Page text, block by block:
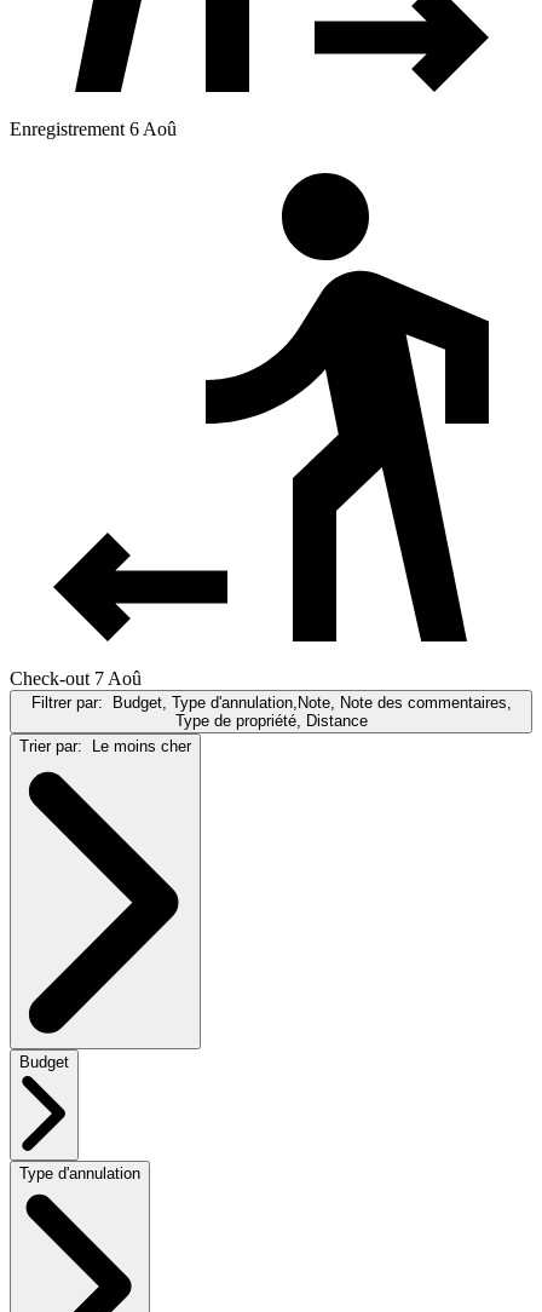
Enregistrement 6 Aoû
Check-out 7 Aoû
Filtrer par:
Budget, Type d'annulation,Note, Note des commentaires,
Type de propriété, Distance
Trier par:
Le moins cher
Budget
Type d'annulation